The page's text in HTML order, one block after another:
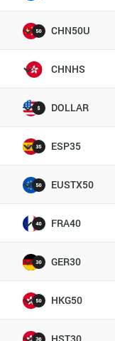
CHN50U
CHNHS
DOLLAR
ESP35
EUSTX50
FRA40
GER30
HKG50